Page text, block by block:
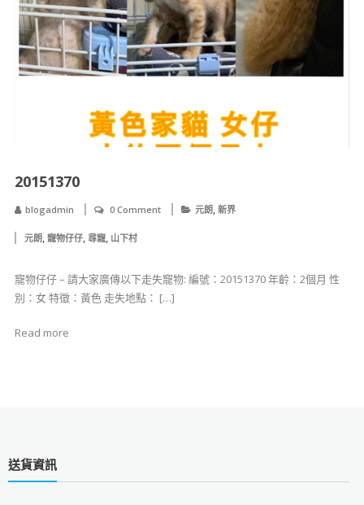
20151370
blogadmin 0 Comment 元朗, 新界
元朗, 寵物仔仔, 尋寵, 山下村
寵物仔仔 – 請大家廣傳以下走失寵物: 編號：20151370 年齡：2個月 性
別：女 特徵：黃色 走失地點： […]
Read more
送貨資訊